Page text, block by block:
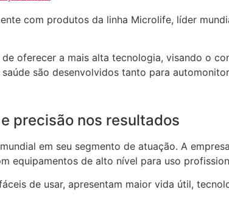
com produtos da linha Microlife, líder
oferecer a mais alta tecnologia, visando o
são desenvolvidos tanto para
precisão nos resultados
em seu segmento de atuação. A
equipamentos de alto nível para uso
de usar, apresentam maior vida útil,